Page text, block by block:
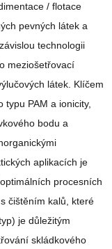
/ flotace
pevných látek a
technologii
meziošetřovací
látek. Klíčem
typu PAM a ionicity,
bodu a
aplikacích je
procesních
čištěním kalů, které
je důležitým
skládkového